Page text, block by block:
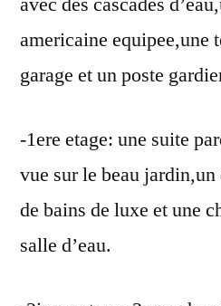
americaine equipee,une
garage et un poste
-1ere etage: une suite
vue sur le beau
de bains de luxe et une
salle d’eau.